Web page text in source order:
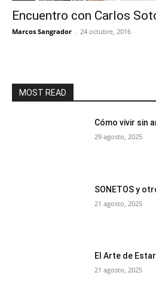
Encuentro con Carlos
Marcos Sangrador - 24 octubre, 2016
MOST READ
Cómo vivir sin
29 agosto, 2025
SONETOS y
21 agosto, 2025
El Arte de
21 agosto, 2025